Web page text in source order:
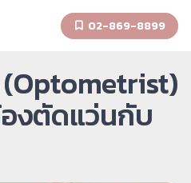
02-869-8899
งตัดแว่นกับ